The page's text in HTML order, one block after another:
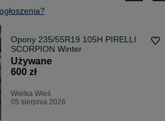
Opony 235/55R19 105H PIRELLI
SCORPION Winter
Używane
600 zł
Wielka Wieś
05 sierpnia 2026